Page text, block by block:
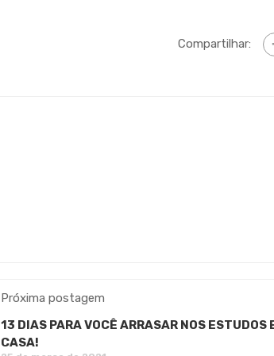
Compartilhar:
Próxima postagem
13 DIAS PARA VOCÊ ARRASAR NOS ESTUDOS
CASA!